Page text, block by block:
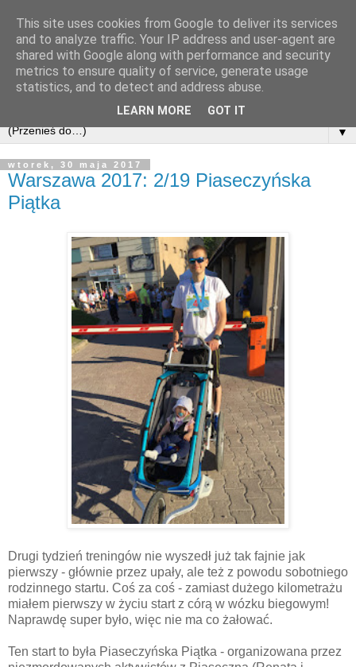
▼
wtorek, 30 maja 2017
Warszawa 2017: 2/19 Piaseczyńska
Piątka
Drugi tydzień treningów nie wyszedł już tak fajnie jak
pierwszy - głównie przez upały, ale też z powodu sobotniego
rodzinnego startu. Coś za coś - zamiast dużego kilometrażu
miałem pierwszy w życiu start z córą w wózku biegowym!
Naprawdę super było, więc nie ma co żałować.
Ten start to była Piaseczyńska Piątka - organizowana przez
This site uses cookies from Google to deliver its services
and to analyze traffic. Your IP address and user-agent are
shared with Google along with performance and security
metrics to ensure quality of service, generate usage
statistics, and to detect and address abuse.
LEARN MORE GOT IT